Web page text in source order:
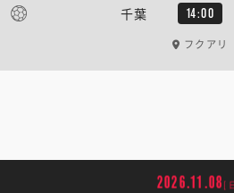
千葉 14:00
フクアリ
2026.11.08 [